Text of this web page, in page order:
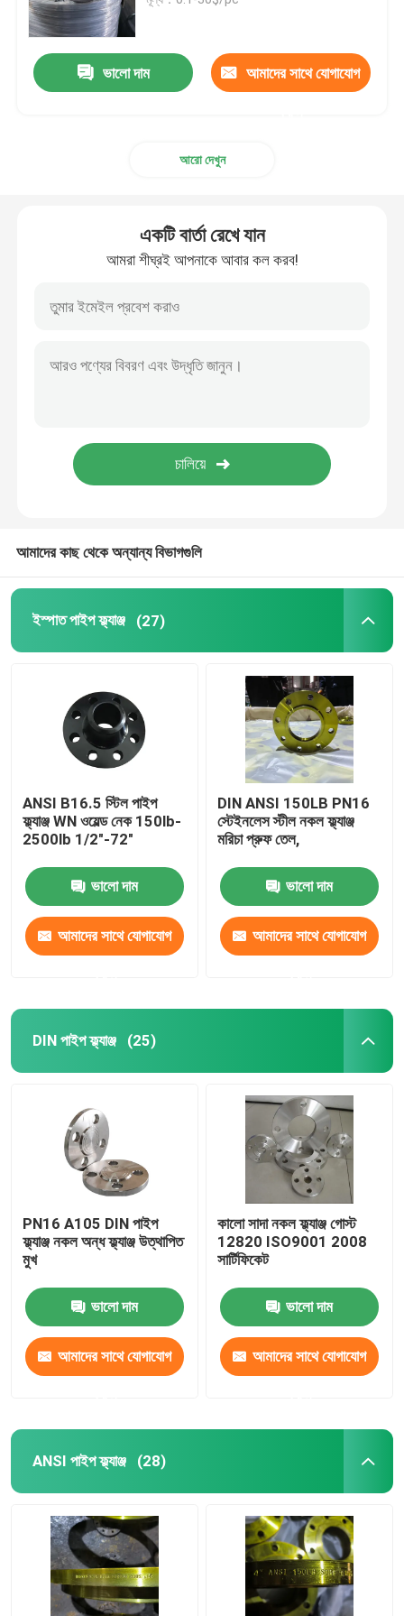
পাইপ ফিটিং কনুই
পাইপ ফিটিংস টি
পাইপ ফিটিং রিডুসার
ভালো দাম আমাদের সাথে যোগাযোগ
আরো দেখুন
একটি বার্তা রেখে যান
আমরা শীঘ্রই আপনাকে আবার কল করব!
আমাদের কাছ থেকে অন্যান্য বিভাগগুলি
ইস্পাত পাইপ ফ্ল্যাঞ্জ (27)
ANSI B16.5 স্টিল পাইপ
ফ্ল্যাঞ্জ WN ওয়েল্ড নেক 150lb-
2500lb 1/2"-72"
ভালো দাম
আমাদের সাথে যোগাযোগ
DIN ANSI 150LB PN16
স্টেইনলেস স্টীল নকল ফ্ল্যাঞ্জ
মরিচা প্রুফ তেল,
ভালো দাম
আমাদের সাথে যোগাযোগ
DIN পাইপ ফ্ল্যাঞ্জ (25)
PN16 A105 DIN পাইপ
ফ্ল্যাঞ্জ নকল অন্ধ ফ্ল্যাঞ্জ উত্থাপিত
মুখ
ভালো দাম
আমাদের সাথে যোগাযোগ
কালো সাদা নকল ফ্ল্যাঞ্জ গোস্ট
12820 ISO9001 2008
সার্টিফিকেট
ভালো দাম
আমাদের সাথে যোগাযোগ
ANSI পাইপ ফ্ল্যাঞ্জ (28)